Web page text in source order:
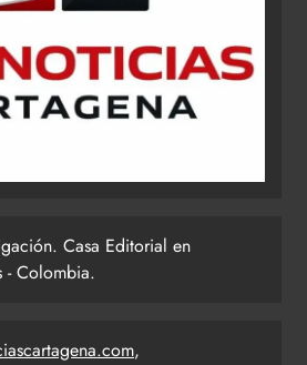
Casa Editorial en
- Colombia.
,